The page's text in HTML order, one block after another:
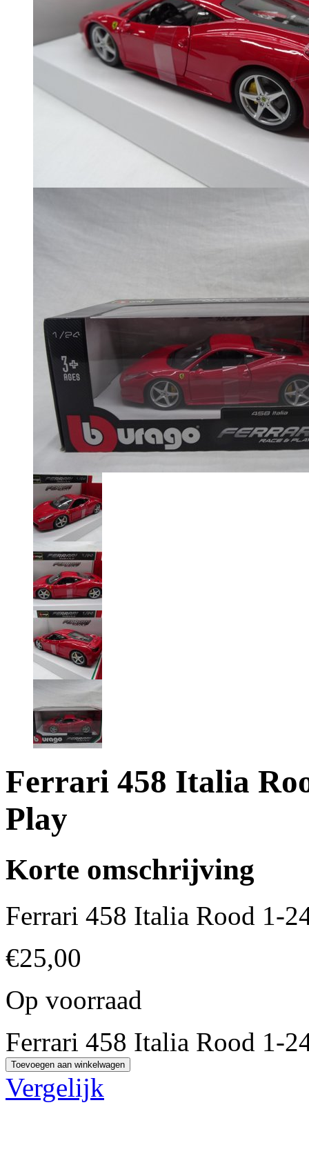
Ferrari 458 Italia
Play
Korte omschrijving
Ferrari 458 Italia Rood 1-
€25,00
Op voorraad
Ferrari 458 Italia Rood 1-
Toevoegen aan winkelwagen
Vergelijk